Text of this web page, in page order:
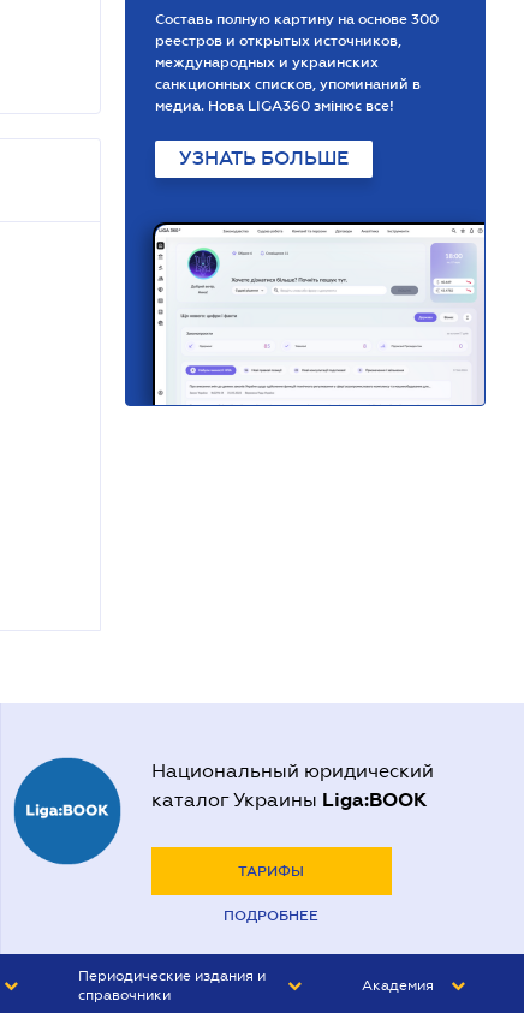
Составь полную картину на основе 300
реестров и открытых источников,
международных и украинских
санкционных списков, упоминаний в
медиа. Нова LIGA360 змінює все!
УЗНАТЬ БОЛЬШЕ
Национальный юридический
каталог Украины Liga:BOOK
ТАРИФЫ
ПОДРОБНЕЕ
Периодические издания и
справочники
Академия